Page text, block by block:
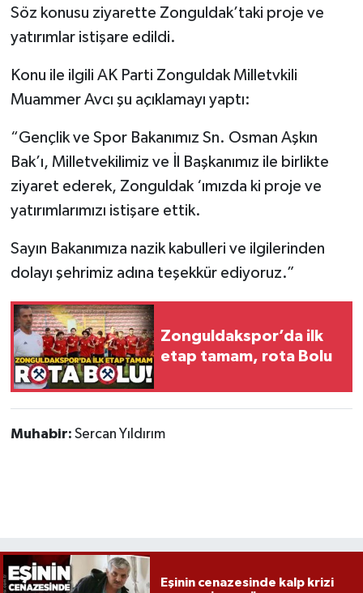
Söz konusu ziyarette Zonguldak’taki proje ve
yatırımlar istişare edildi.
Konu ile ilgili AK Parti Zonguldak Milletvkili
Muammer Avcı şu açıklamayı yaptı:
“Gençlik ve Spor Bakanımız Sn. Osman Aşkın
Bak’ı, Milletvekilimiz ve İl Başkanımız ile birlikte
ziyaret ederek, Zonguldak ‘ımızda ki proje ve
yatırımlarımızı istişare ettik.
Sayın Bakanımıza nazik kabulleri ve ilgilerinden
dolayı şehrimiz adına teşekkür ediyoruz.”
Zonguldakspor’da ilk
etap tamam, rota Bolu
Muhabir: Sercan Yıldırım
Eşinin cenazesinde kalp krizi
Kilimli
Kültür - Sanat
Politika
Resmi İlan
Sağlık
SİYASET
Spor
Yaşam